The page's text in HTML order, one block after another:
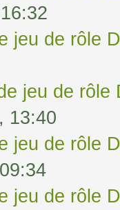
jeu de rôle
jeu de rôle
13:40
jeu de rôle
jeu de rôle